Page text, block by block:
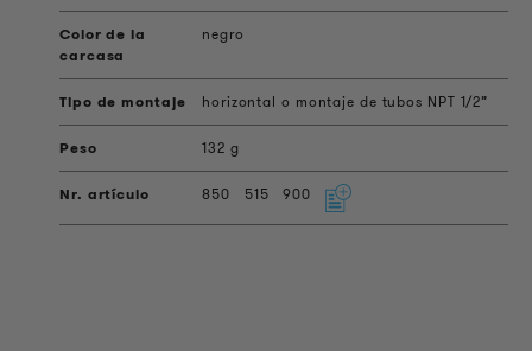
negro
horizontal o montaje de tubos NPT 1/2”
132 g
850 515 900